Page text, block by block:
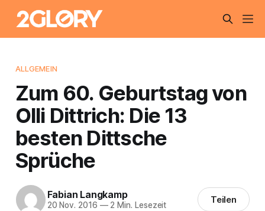
ALLGEMEIN
Zum 60. Geburtstag von
Olli Dittrich: Die 13
besten Dittsche
Sprüche
Fabian Langkamp
20 Nov. 2016 —2 Min. Lesezeit Teilen